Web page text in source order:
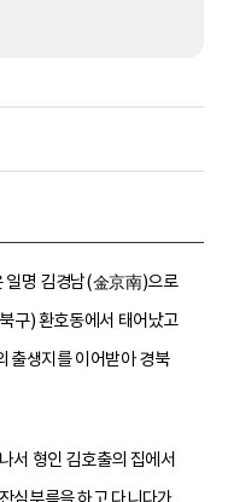
일명 김경남(金京南)으로
구) 환호동에서 태어났고
출생지를 이어받아 경북
서 형인 김호출의 집에서